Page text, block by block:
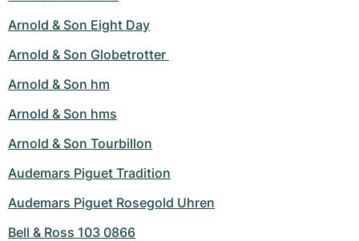
Arnold & Son Eight Day
Arnold & Son Globetrotter
Arnold & Son hm
Arnold & Son hms
Arnold & Son Tourbillon
Audemars Piguet Tradition
Audemars Piguet Rosegold Uhren
Bell & Ross 103 0866